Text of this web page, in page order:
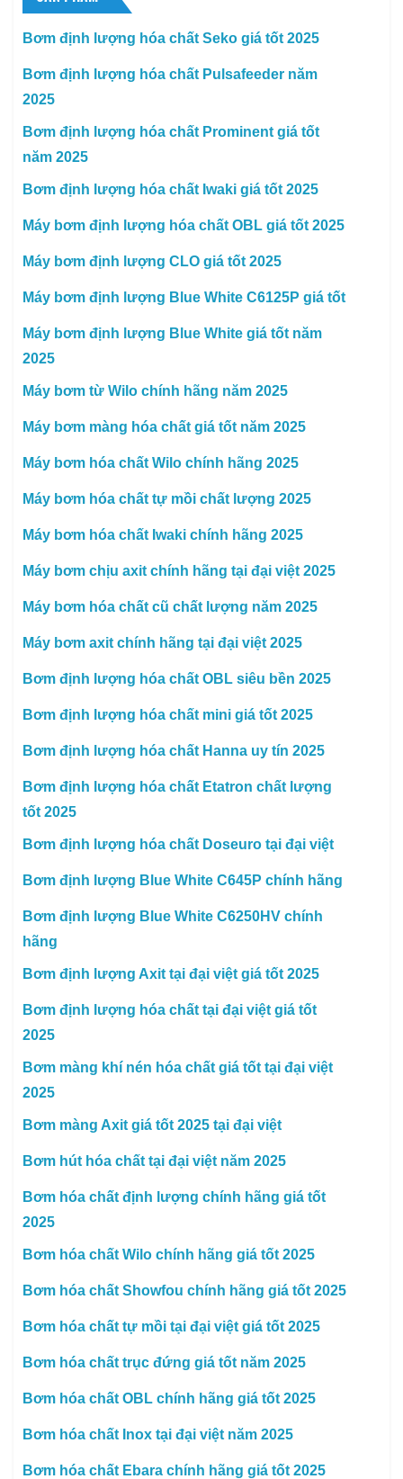
Bơm định lượng hóa chất Seko giá tốt 2025
Bơm định lượng hóa chất Pulsafeeder năm
2025
Bơm định lượng hóa chất Prominent giá tốt
năm 2025
Bơm định lượng hóa chất Iwaki giá tốt 2025
Máy bơm định lượng hóa chất OBL giá tốt 2025
Máy bơm định lượng CLO giá tốt 2025
Máy bơm định lượng Blue White C6125P giá tốt
Máy bơm định lượng Blue White giá tốt năm
2025
Máy bơm từ Wilo chính hãng năm 2025
Máy bơm màng hóa chất giá tốt năm 2025
Máy bơm hóa chất Wilo chính hãng 2025
Máy bơm hóa chất tự mồi chất lượng 2025
Máy bơm hóa chất Iwaki chính hãng 2025
Máy bơm chịu axit chính hãng tại đại việt 2025
Máy bơm hóa chất cũ chất lượng năm 2025
Máy bơm axit chính hãng tại đại việt 2025
Bơm định lượng hóa chất OBL siêu bền 2025
Bơm định lượng hóa chất mini giá tốt 2025
Bơm định lượng hóa chất Hanna uy tín 2025
Bơm định lượng hóa chất Etatron chất lượng
tốt 2025
Bơm định lượng hóa chất Doseuro tại đại việt
Bơm định lượng Blue White C645P chính hãng
Bơm định lượng Blue White C6250HV chính
hãng
Bơm định lượng Axit tại đại việt giá tốt 2025
Bơm định lượng hóa chất tại đại việt giá tốt
2025
Bơm màng khí nén hóa chất giá tốt tại đại việt
2025
Bơm màng Axit giá tốt 2025 tại đại việt
Bơm hút hóa chất tại đại việt năm 2025
Bơm hóa chất định lượng chính hãng giá tốt
2025
Bơm hóa chất Wilo chính hãng giá tốt 2025
Bơm hóa chất Showfou chính hãng giá tốt 2025
Bơm hóa chất tự mồi tại đại việt giá tốt 2025
Bơm hóa chất trục đứng giá tốt năm 2025
Bơm hóa chất OBL chính hãng giá tốt 2025
Bơm hóa chất Inox tại đại việt năm 2025
Bơm hóa chất Ebara chính hãng giá tốt 2025